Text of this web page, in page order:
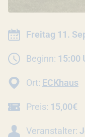
Datum:
Freitag 11.
Beginn: 15:00
Ort: ECKhaus
Preis: 15,00€
Veranstalter: